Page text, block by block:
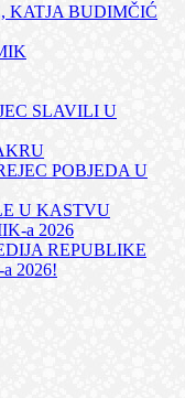
KATJA BUDIMČIĆ
SLAVILI U
POBJEDA U
U KASTVU
a 2026
REPUBLIKE
2026!